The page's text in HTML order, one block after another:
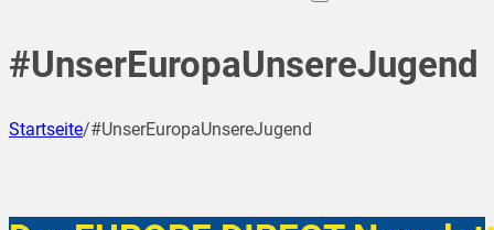
#UnserEuropaUnsereJugend
Startseite/#UnserEuropaUnsereJugend